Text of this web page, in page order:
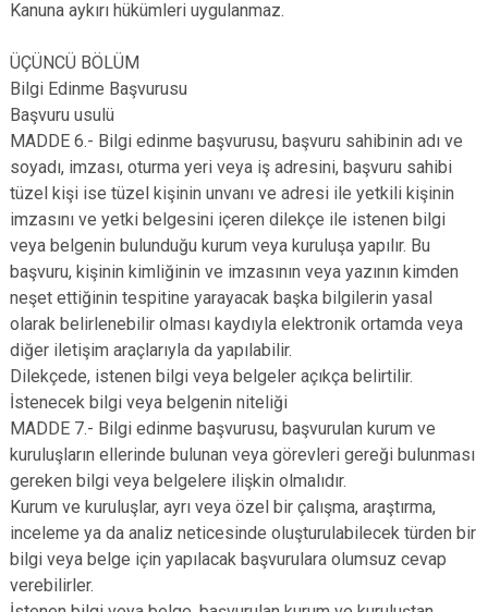
Kanuna aykırı hükümleri uygulanmaz.
ÜÇÜNCÜ BÖLÜM
Bilgi Edinme Başvurusu
Başvuru usulü
MADDE 6.- Bilgi edinme başvurusu, başvuru sahibinin adı ve
soyadı, imzası, oturma yeri veya iş adresini, başvuru sahibi
tüzel kişi ise tüzel kişinin unvanı ve adresi ile yetkili kişinin
imzasını ve yetki belgesini içeren dilekçe ile istenen bilgi
veya belgenin bulunduğu kurum veya kuruluşa yapılır. Bu
başvuru, kişinin kimliğinin ve imzasının veya yazının kimden
neşet ettiğinin tespitine yarayacak başka bilgilerin yasal
olarak belirlenebilir olması kaydıyla elektronik ortamda veya
diğer iletişim araçlarıyla da yapılabilir.
Dilekçede, istenen bilgi veya belgeler açıkça belirtilir.
İstenecek bilgi veya belgenin niteliği
MADDE 7.- Bilgi edinme başvurusu, başvurulan kurum ve
kuruluşların ellerinde bulunan veya görevleri gereği bulunması
gereken bilgi veya belgelere ilişkin olmalıdır.
Kurum ve kuruluşlar, ayrı veya özel bir çalışma, araştırma,
inceleme ya da analiz neticesinde oluşturulabilecek türden bir
bilgi veya belge için yapılacak başvurulara olumsuz cevap
verebilirler.